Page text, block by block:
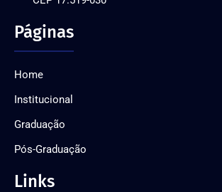
Páginas
Home
Institucional
Graduação
Pós-Graduação
Links